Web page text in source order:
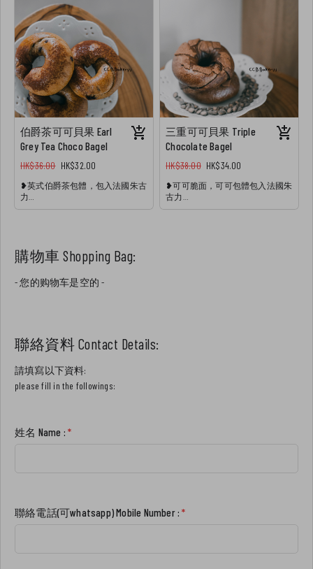
伯爵茶可可貝果 Earl
Grey Tea Choco Bagel
HK$36.00 HK$32.00
❥英式伯爵茶包體，包入法國朱古
力
❥Earl Grey tea body with French
三重可可貝果 Triple
Chocolate Bagel
HK$38.00 HK$34.00
❥可可脆面，可可包體包入法國朱
古力
❥crispy biscuit on top, Chocolate
購物車 Shopping Bag:
- 您的购物车是空的 -
聯絡資料 Contact Details:
請填寫以下資料:
please fill in the followings:
姓名 Name : *
聯絡電話(可whatsapp) Mobile Number :*